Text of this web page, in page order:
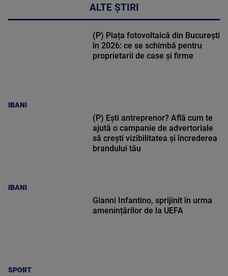
ALTE ȘTIRI
IBANI
(P) Piața fotovoltaică din București
în 2026: ce se schimbă pentru
proprietarii de case și firme
IBANI
(P) Ești antreprenor? Află cum te
ajută o campanie de advertoriale
să crești vizibilitatea și încrederea
brandului tău
SPORT
Gianni Infantino, sprijinit în urma
amenințărilor de la UEFA